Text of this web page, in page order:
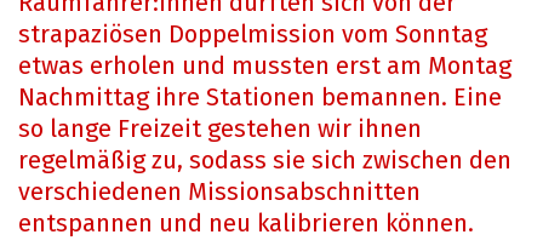
strapaziösen Doppelmission vom Sonntag
etwas erholen und mussten erst am Montag
Nachmittag ihre Stationen bemannen. Eine
so lange Freizeit gestehen wir ihnen
regelmäßig zu, sodass sie sich zwischen den
verschiedenen Missionsabschnitten
entspannen und neu kalibrieren können.